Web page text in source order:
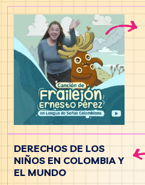
DERECHOS DE LOS
NIÑOS EN COLOMBIA Y
EL MUNDO